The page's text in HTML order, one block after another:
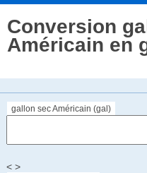
Conversion
Américain en
gallon sec Américain (gal)
< >